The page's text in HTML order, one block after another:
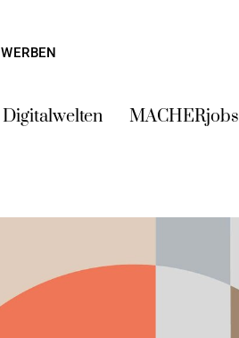
WERBEN
Digitalwelten MACHERjobs